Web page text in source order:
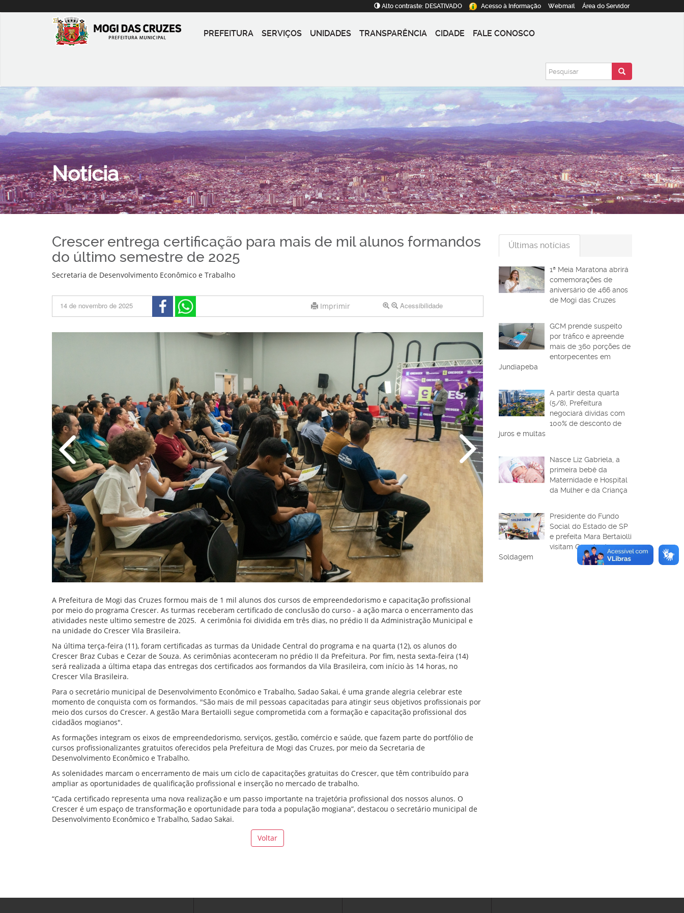
Alto contraste: DESATIVADO Acesso à Informação Webmail Área do Servidor
PREFEITURA SERVIÇOS UNIDADES TRANSPARÊNCIA CIDADE FALE CONOSCO
Notícia
Crescer entrega certificação para mais de mil alunos formandos
do último semestre de 2025
Secretaria de Desenvolvimento Econômico e Trabalho
14 de novembro de 2025 Imprimir Acessibilidade
A Prefeitura de Mogi das Cruzes formou mais de 1 mil alunos dos cursos de empreendedorismo e capacitação profissional
por meio do programa Crescer. As turmas receberam certificado de conclusão do curso - a ação marca o encerramento das
atividades neste ultimo semestre de 2025. A cerimônia foi dividida em três dias, no prédio II da Administração Municipal e
na unidade do Crescer Vila Brasileira.
Na última terça-feira (11), foram certificadas as turmas da Unidade Central do programa e na quarta (12), os alunos do
Crescer Braz Cubas e Cezar de Souza. As cerimônias aconteceram no prédio II da Prefeitura. Por fim, nesta sexta-feira (14)
será realizada a última etapa das entregas dos certificados aos formandos da Vila Brasileira, com início às 14 horas, no
Crescer Vila Brasileira.
Para o secretário municipal de Desenvolvimento Econômico e Trabalho, Sadao Sakai, é uma grande alegria celebrar este
momento de conquista com os formandos. "São mais de mil pessoas capacitadas para atingir seus objetivos profissionais por
meio dos cursos do Crescer. A gestão Mara Bertaiolli segue comprometida com a formação e capacitação profissional dos
cidadãos mogianos".
As formações integram os eixos de empreendedorismo, serviços, gestão, comércio e saúde, que fazem parte do portfólio de
cursos profissionalizantes gratuitos oferecidos pela Prefeitura de Mogi das Cruzes, por meio da Secretaria de
Desenvolvimento Econômico e Trabalho.
As solenidades marcam o encerramento de mais um ciclo de capacitações gratuitas do Crescer, que têm contribuído para
ampliar as oportunidades de qualificação profissional e inserção no mercado de trabalho.
“Cada certificado representa uma nova realização e um passo importante na trajetória profissional dos nossos alunos. O
Crescer é um espaço de transformação e oportunidade para toda a população mogiana”, destacou o secretário municipal de
Desenvolvimento Econômico e Trabalho, Sadao Sakai.
Voltar
Últimas notícias
1ª Meia Maratona abrirá
comemorações de
aniversário de 466 anos
de Mogi das Cruzes
GCM prende suspeito
por tráfico e apreende
mais de 360 porções de
entorpecentes em
Jundiapeba
A partir desta quarta
(5/8), Prefeitura
negociará dívidas com
100% de desconto de
juros e multas
Nasce Liz Gabriela, a
primeira bebê da
Maternidade e Hospital
da Mulher e da Criança
Presidente do Fundo
Social do Estado de SP
e prefeita Mara Bertaiolli
visitam Carreta de
Soldagem